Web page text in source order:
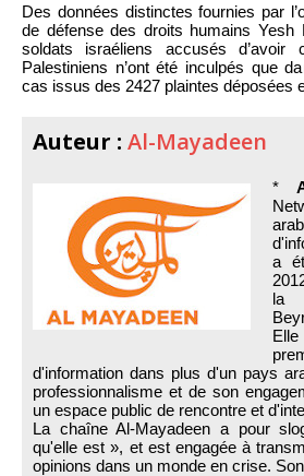
Des données distinctes fournies par
de défense des droits humains Yesh
soldats israéliens accusés
Palestiniens n’ont été inculpés que
cas issus des 2427 plaintes déposées
Auteur : Al-Mayadeen
*
a
la
d'information dans plus d'un pays
professionnalisme et de son
un espace public de rencontre et
La chaîne Al-Mayadeen a pour
qu'elle est », et est engagée à
opinions dans un monde en crise.